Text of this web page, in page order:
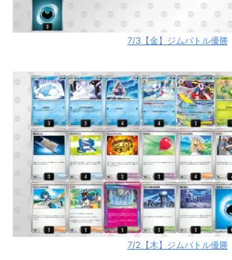
7/3【金】ジムバトル優勝
7/2【木】ジムバトル優勝